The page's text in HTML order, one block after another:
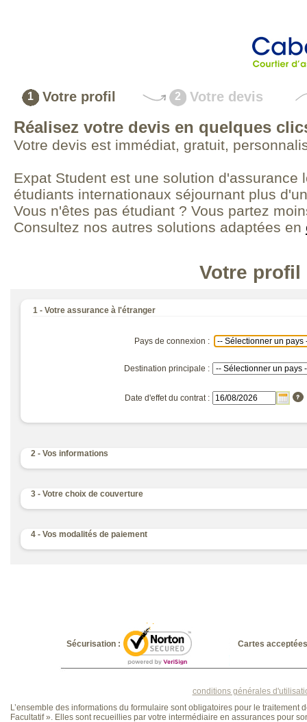
1 Votre profil 2 Votre devis
Réalisez votre devis en quelques
Votre devis est immédiat, gratuit,
Expat Student est une solution d'assurance
étudiants internationaux séjournant plus
Vous n'êtes pas étudiant ? Vous partez
Consultez nos autres solutions adaptées en
Votre profil
1 - Votre assurance à l'étranger
Pays de connexion :
Destination principale :
Date d'effet du contrat :
2 - Vos informations
3 - Votre choix de couverture
4 - Vos modalités de paiement
Sécurisation : Cartes
conditions générales
L’ensemble des informations du formulaire sont obligatoires pour le traitement
Facultatif ». Elles sont recueillies par votre intermédiaire en assurances pour